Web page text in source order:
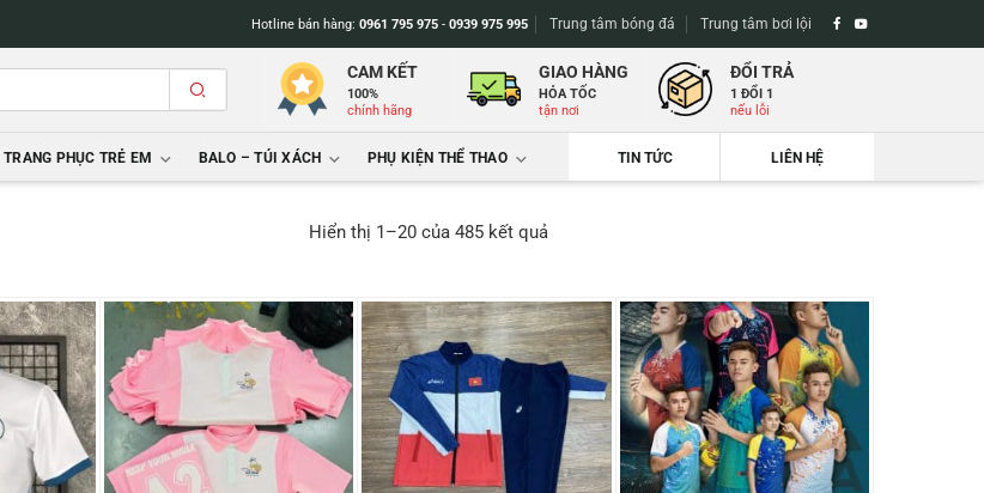
Hotline bán hàng: 0961 795 975- 0939 975 995 Trung tâm bóng đá Trung tâm bơi lội
CAM KẾT
100%
chính hãng
GIAO HÀNG
HỎA TỐC
tận nơi
ĐỔI TRẢ
1 ĐỔI 1
nếu lỗi
TRANG PHỤC TRẺ EM BALO – TÚI XÁCH PHỤ KIỆN THỂ THAO TIN TỨC LIÊN HỆ
Hiển thị 1–20 của 485 kết quả
theo
mới
nhất